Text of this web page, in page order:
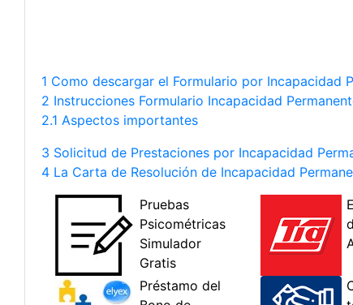
1 Como descargar el Formulario por Incapacidad
2 Instrucciones Formulario Incapacidad
2.1 Aspectos importantes
3 Solicitud de Prestaciones por Incapacidad
4 La Carta de Resolución de Incapacidad